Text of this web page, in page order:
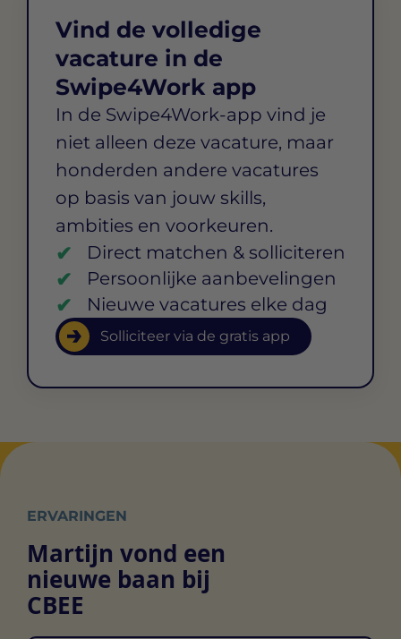
Vind de volledige
vacature in de
Swipe4Work app
In de Swipe4Work-app vind je
niet alleen deze vacature, maar
honderden andere vacatures
op basis van jouw skills,
ambities en voorkeuren.
Direct matchen & solliciteren
Persoonlijke aanbevelingen
Nieuwe vacatures elke dag
Solliciteer via de gratis app
ERVARINGEN
Martijn vond een
nieuwe baan bij
CBEE